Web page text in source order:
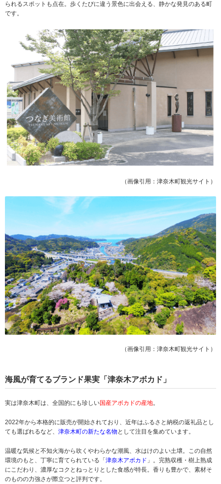
られるスポットも点在。歩くたびに違う景色に出会える、静かな発見のある町
です。
（画像引用：津奈木町観光サイト）
（画像引用：津奈木町観光サイト）
海風が育てるブランド果実「津奈木アボカド」
実は津奈木町は、全国的にも珍しい国産アボカドの産地。
2022年から本格的に販売が開始されており、近年はふるさと納税の返礼品とし
ても選ばれるなど、 津奈木町の新たな名物 として注目を集めています。
温暖な気候と不知火海から吹くやわらかな潮風、水はけのよい土壌。この自然
環境のもと、丁寧に育てられている「 津奈木アボカド 」。完熟収穫・樹上熟成
にこだわり、濃厚なコクとねっとりとした食感が特長。香りも豊かで、素材そ
のものの力強さが際立つと評判です。